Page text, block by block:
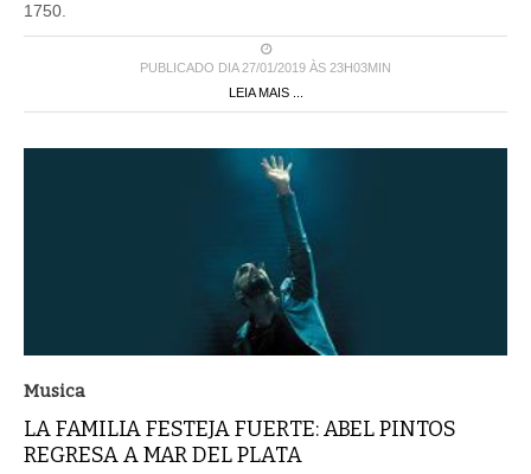
1750.
PUBLICADO DIA 27/01/2019 ÀS 23H03MIN
LEIA MAIS ...
Musica
LA FAMILIA FESTEJA FUERTE: ABEL PINTOS
REGRESA A MAR DEL PLATA